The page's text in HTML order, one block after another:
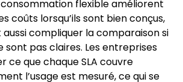
consommation flexible améliorent
coûts lorsqu’ils sont bien conçus,
aussi compliquer la comparaison si
sont pas claires. Les entreprises
ce que chaque SLA couvre
l’usage est mesuré, ce qui se